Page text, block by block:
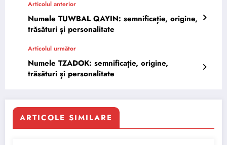
Articolul anterior
Numele TUWBAL QAYIN: semnificație, origine,
trăsături și personalitate
Articolul următor
Numele TZADOK: semnificație, origine,
trăsături și personalitate
ARTICOLE SIMILARE